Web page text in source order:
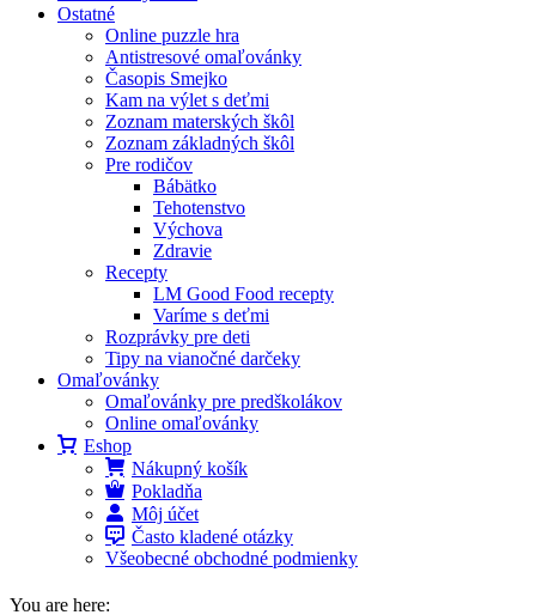
Ostatné
Online puzzle hra
Antistresové omaľovánky
Časopis Smejko
Kam na výlet s deťmi
Zoznam materských škôl
Zoznam základných škôl
Pre rodičov
Bábätko
Tehotenstvo
Výchova
Zdravie
Recepty
LM Good Food recepty
Varíme s deťmi
Rozprávky pre deti
Tipy na vianočné darčeky
Omaľovánky
Omaľovánky pre predškolákov
Online omaľovánky
Eshop
Nákupný košík
Pokladňa
Môj účet
Často kladené otázky
Všeobecné obchodné podmienky
You are here: